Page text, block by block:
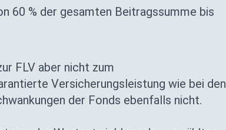
60 % der gesamten Beitragssumme bis
FLV aber nicht zum
Versicherungsleistung wie bei den
der Fonds ebenfalls nicht.